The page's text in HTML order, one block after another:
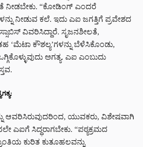
ನೀಡಬೇಕು. “ಕೋಡಿಂಗ್ ಎಂದರೆ
ನೀಡುವ ಕಲೆ. ಇದು ಎಐ ಜಗತ್ತಿಗೆ ಪ್ರವೇಶದ
ವಿವರಿಸಿದ್ದಾರೆ. ಸೃಜನಶೀಲತೆ,
‘ಮೆಟಾ ಕೌಶಲ್ಯ’ಗಳನ್ನು ಬೆಳೆಸಿಕೊಂಡು,
ಅಗತ್ಯ. ಎಐ ಎಂಬುದು
ಆವರಿಸಿರುವುದರಿಂದ, ಯುವಕರು, ವಿಶೇಷವಾಗಿ
ಎಐಗೆ ಸಿದ್ಧರಾಗಬೇಕು. “ಪಠ್ಯಕ್ರಮದ
ಕುರಿತ ಕುತೂಹಲವನ್ನು